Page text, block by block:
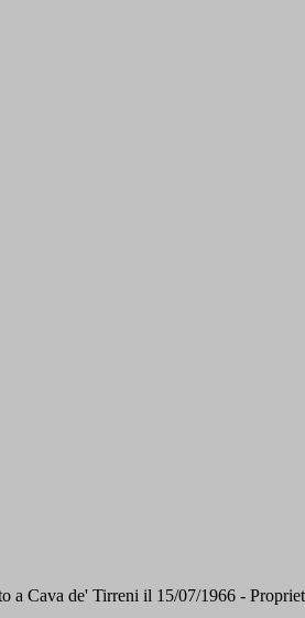
Cava de' Tirreni il 15/07/1966 -